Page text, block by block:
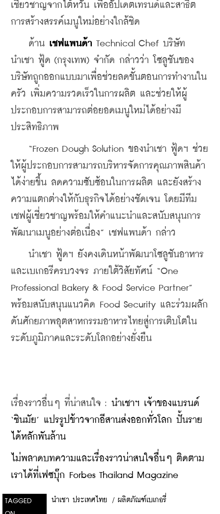
เชี่ยวชาญจากไต้หวัน เพื่ออัปเดตเทรนด์และสาธิต
การสร้างสรรค์เมนูใหม่อย่างใกล้ชิด
ด้าน เชฟแพนด้า Technical Chef บริษัท
นําเชา ฟู้ด (กรุงเทพ) จำกัด กล่าวว่า โซลูชันของ
บริษัทถูกออกแบบมาเพื่อช่วยลดขั้นตอนการทำงานใน
ครัว เพิ่มความรวดเร็วในการผลิต และช่วยให้ผู้
ประกอบการสามารถต่อยอดเมนูใหม่ได้อย่างมี
ประสิทธิภาพ
“Frozen Dough Solution ของนําเชา ฟู้ดฯ ช่วย
ให้ผู้ประกอบการสามารถบริหารจัดการคุณภาพสินค้า
ได้ง่ายขึ้น ลดความซับซ้อนในการผลิต และยังสร้าง
ความแตกต่างให้กับธุรกิจได้อย่างชัดเจน โดยมีทีม
เชฟผู้เชี่ยวชาญพร้อมให้คำแนะนำและสนับสนุนการ
พัฒนาเมนูอย่างต่อเนื่อง” เชฟแพนด้า กล่าว
นําเชา ฟู้ดฯ ยังคงเดินหน้าพัฒนาโซลูชันอาหาร
และเบเกอรีครบวงจร ภายใต้วิสัยทัศน์ “One
Professional Bakery & Food Service Partner”
พร้อมสนับสนุนแนวคิด Food Security และร่วมผลัก
ดันศักยภาพอุตสาหกรรมอาหารไทยสู่การเติบโตใน
ระดับภูมิภาคและระดับโลกอย่างยั่งยืน
เรื่องราวอื่นๆ ที่น่าสนใจ : นำเชาฯ เจ้าของแบรนด์
‘ชินมัย’ แปรรูปข้าวจากอีสานส่งออกทั่วโลก ปั้นราย
ได้หลักพันล้าน
ไม่พลาดบทความและเรื่องราวน่าสนใจอื่นๆ ติดตาม
เราได้ที่เฟซบุ๊ก Forbes Thailand Magazine
TAGGED
นำเชา ประเทศไทย / ผลิตภัณฑ์เบเกอรี่